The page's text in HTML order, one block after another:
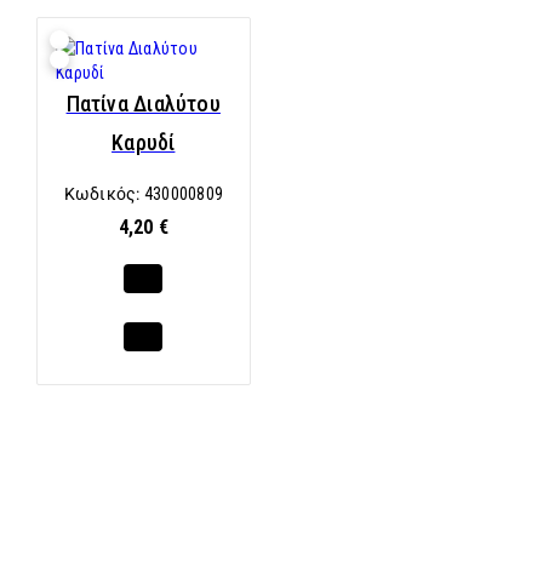
Πατίνα Διαλύτου
Καρυδί
Κωδικός: 430000809
4,20 €